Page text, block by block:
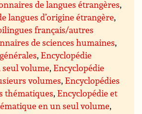
de langues étrangères,
langues d’origine étrangère,
français/autres
de sciences humaines,
,Encyclopédie
seul volume,Encyclopédie
volumes,Encyclopédies
thématiques,Encyclopédie et
en un seul volume,